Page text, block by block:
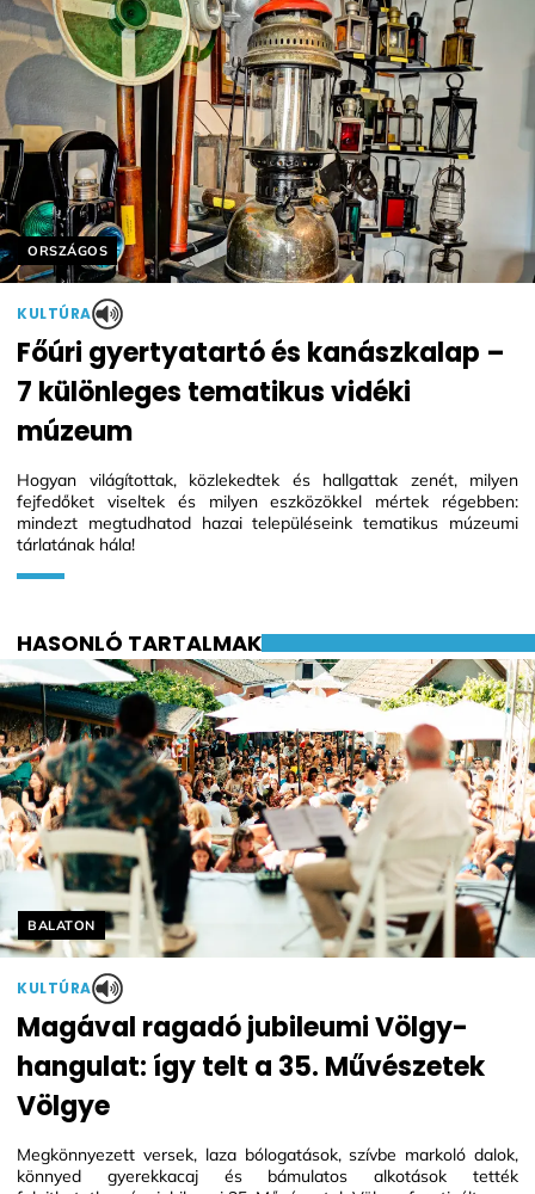
Helyszín címkék:
ORSZÁGOS
KULTÚRA
Főúri gyertyatartó és kanászkalap –
7 különleges tematikus vidéki
múzeum
Hogyan világítottak, közlekedtek és hallgattak zenét, milyen
fejfedőket viseltek és milyen eszközökkel mértek régebben:
mindezt megtudhatod hazai településeink tematikus múzeumi
tárlatának hála!
HASONLÓ TARTALMAK
Helyszín címkék:
BALATON
KULTÚRA
Magával ragadó jubileumi Völgy-
hangulat: így telt a 35. Művészetek
Völgye
Megkönnyezett versek, laza bólogatások, szívbe markoló dalok,
könnyed gyerekkacaj és bámulatos alkotások tették